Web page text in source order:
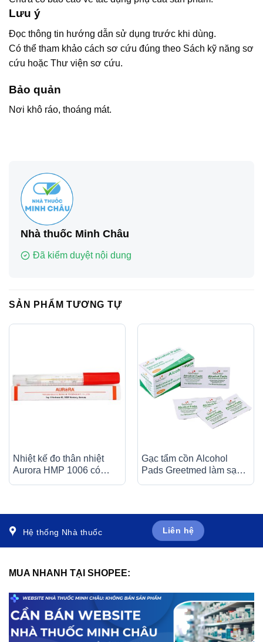
Lưu ý
Đọc thông tin hướng dẫn sử dụng trước khi dùng.
Có thể tham khảo cách sơ cứu đúng theo Sách kỹ năng sơ
cứu hoặc Thư viện sơ cứu.
Bảo quản
Nơi khô ráo, thoáng mát.
Nhà thuốc Minh Châu
Đã kiểm duyệt nội dung
SẢN PHẨM TƯƠNG TỰ
Nhiệt kế đo thân nhiệt
Aurora HMP 1006 có
Gạc tẩm cồn Alcohol
Pads Greetmed làm sạch
Hệ thống Nhà thuốc Liên hệ
MUA NHANH TẠI SHOPEE: